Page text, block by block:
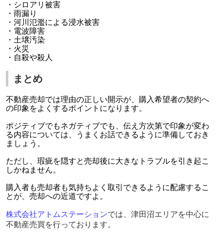
・シロアリ被害
・雨漏り
・河川氾濫による浸水被害
・電波障害
・土壌汚染
・火災
・自殺や殺人
まとめ
不動産売却では理由の正しい開示が、購入希望者の契約へ
の印象をよくするポイントになります。
ポジティブでもネガティブでも、伝え方次第で印象が変わ
る内容については、うまくお話できるように準備しておき
ましょう。
ただし、瑕疵を隠すと売却後に大きなトラブルを引き起こ
しかねません。
購入者も売却者も気持ちよく取引できるように配慮するこ
とが、売却への近道ですよ。
株式会社アトムステーションでは、津田沼エリアを中心に
不動産売買を行っております。